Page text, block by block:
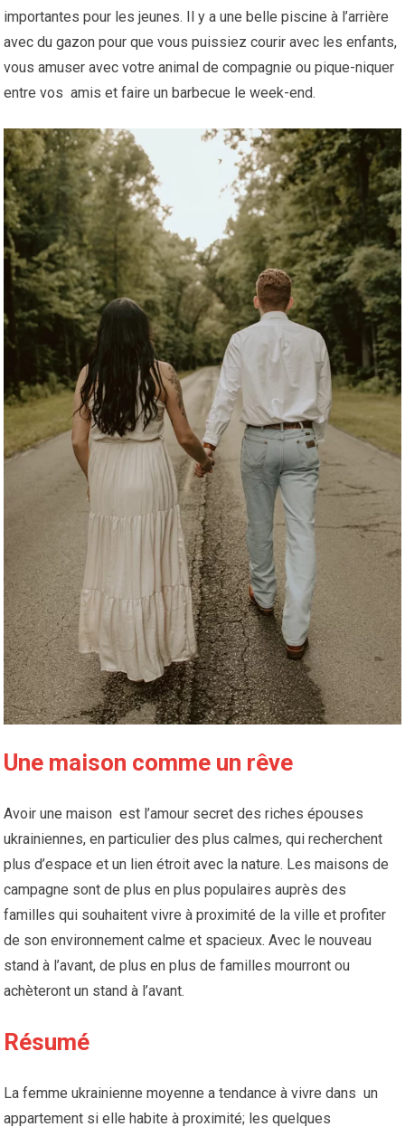
importantes pour les jeunes. Il y a une belle piscine à l’arrière
avec du gazon pour que vous puissiez courir avec les enfants,
vous amuser avec votre animal de compagnie ou pique-niquer
entre vos amis et faire un barbecue le week-end.
Une maison comme un rêve
Avoir une maison est l’amour secret des riches épouses
ukrainiennes, en particulier des plus calmes, qui recherchent
plus d’espace et un lien étroit avec la nature. Les maisons de
campagne sont de plus en plus populaires auprès des
familles qui souhaitent vivre à proximité de la ville et profiter
de son environnement calme et spacieux. Avec le nouveau
stand à l’avant, de plus en plus de familles mourront ou
achèteront un stand à l’avant.
Résumé
La femme ukrainienne moyenne a tendance à vivre dans un
appartement si elle habite à proximité; les quelques